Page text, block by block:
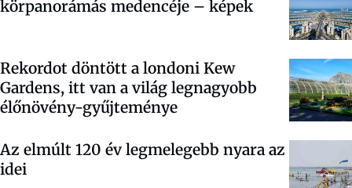
körpanorámás medencéje – képek
Rekordot döntött a londoni Kew
Gardens, itt van a világ legnagyobb
élőnövény-gyűjteménye
Az elmúlt 120 év legmelegebb nyara az
idei